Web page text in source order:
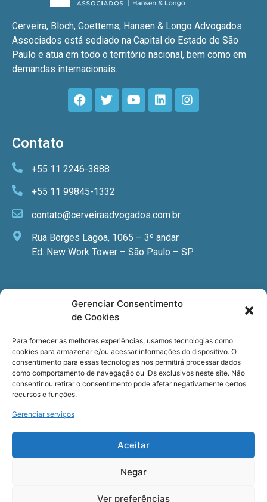
Gerenciar Consentimento
de Cookies
Para fornecer as melhores experiências, usamos tecnologias como
cookies para armazenar e/ou acessar informações do dispositivo. O
consentimento para essas tecnologias nos permitirá processar dados
como comportamento de navegação ou IDs exclusivos neste site. Não
consentir ou retirar o consentimento pode afetar negativamente certos
recursos e funções.
Gerenciar serviços
Aceitar
Negar
Ver preferências
Cerveira, Bloch, Goettems, Hansen & Longo Advogados
Associados está sediado na Capital do Estado de São
Paulo e atua em todo o território nacional, bem como em
demandas internacionais.
Contato
+55 11 2246-3888
+55 11 99845-1332
contato@cerveiraadvogados.com.br
Rua Borges Lagoa, 1065 – 3º andar
Ed. New Work Tower – São Paulo – SP
Newsletter
especializadas, cursos e eventos?
Registre seu email.
Termos de usoe aPolítica de privacidade